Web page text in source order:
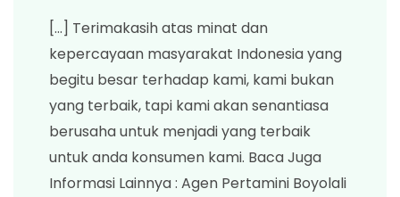
[…] Terimakasih atas minat dan
kepercayaan masyarakat Indonesia yang
begitu besar terhadap kami, kami bukan
yang terbaik, tapi kami akan senantiasa
berusaha untuk menjadi yang terbaik
untuk anda konsumen kami. Baca Juga
Informasi Lainnya : Agen Pertamini Boyolali